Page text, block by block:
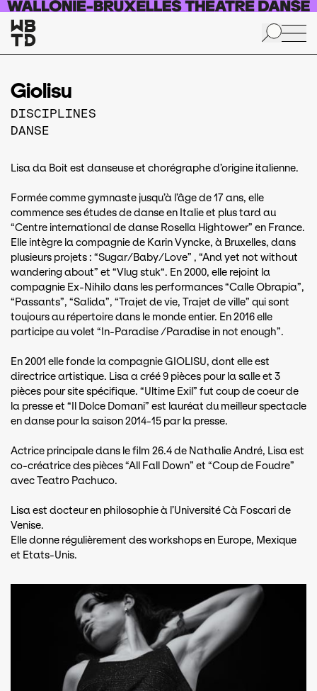
Aller au contenu principal
Giolisu
DISCIPLINES
DANSE
Lisa da Boit est danseuse et chorégraphe d’origine italienne.
Formée comme gymnaste jusqu’à l’âge de 17 ans, elle
commence ses études de danse en Italie et plus tard au
“Centre international de danse Rosella Hightower” en France.
Elle intègre la compagnie de Karin Vyncke, à Bruxelles, dans
plusieurs projets : “Sugar/Baby/Love” , “And yet not without
wandering about” et “Vlug stuk“. En 2000, elle rejoint la
compagnie Ex-Nihilo dans les performances “Calle Obrapia”,
“Passants”, “Salida”, “Trajet de vie, Trajet de ville” qui sont
toujours au répertoire dans le monde entier. En 2016 elle
participe au volet “In-Paradise /Paradise in not enough”.
En 2001 elle fonde la compagnie GIOLISU, dont elle est
directrice artistique. Lisa a créé 9 pièces pour la salle et 3
pièces pour site spécifique. “Ultime Exil” fut coup de coeur de
la presse et “Il Dolce Domani” est lauréat du meilleur spectacle
en danse pour la saison 2014-15 par la presse.
Actrice principale dans le film 26.4 de Nathalie André, Lisa est
co-créatrice des pièces “All Fall Down” et “Coup de Foudre”
avec Teatro Pachuco.
Lisa est docteur en philosophie à l’Université Cà Foscari de
Venise.
Elle donne régulièrement des workshops en Europe, Mexique
et Etats-Unis.